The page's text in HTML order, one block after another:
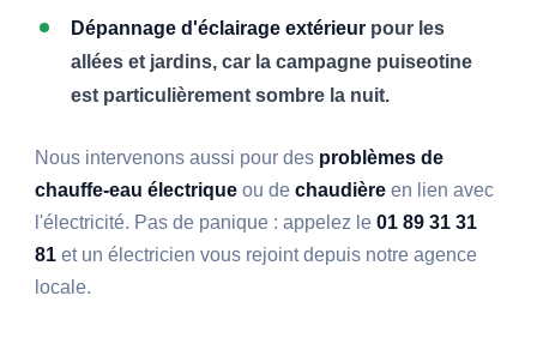
Dépannage d'éclairage extérieur pour les
allées et jardins, car la campagne puiseotine
est particulièrement sombre la nuit.
Nous intervenons aussi pour des problèmes de
chauffe-eau électrique ou dechaudière en lien avec
l'électricité. Pas de panique : appelez le01 89 31 31
81 et un électricien vous rejoint depuis notre agence
locale.